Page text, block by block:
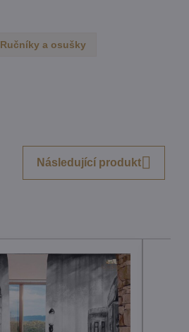
Ručníky a osušky
Následující produkt